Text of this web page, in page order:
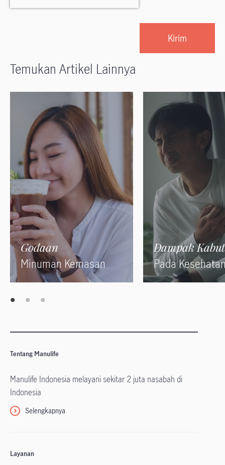
Temukan Artikel Lainnya
Godaan
Minuman Kemasan
Dampak
Pada
Tentang Manulife
Manulife Indonesia melayani sekitar 2 juta nasabah di
Indonesia
Selengkapnya
Layanan